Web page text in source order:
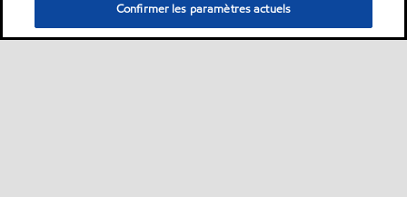
Confirmer les paramètres actuels